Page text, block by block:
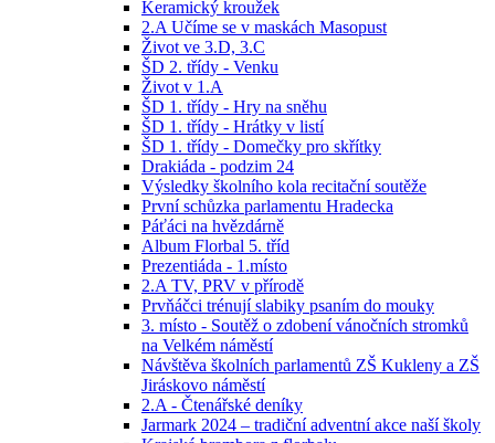
Keramický kroužek
2.A Učíme se v maskách Masopust
Život ve 3.D, 3.C
ŠD 2. třídy - Venku
Život v 1.A
ŠD 1. třídy - Hry na sněhu
ŠD 1. třídy - Hrátky v listí
ŠD 1. třídy - Domečky pro skřítky
Drakiáda - podzim 24
Výsledky školního kola recitační soutěže
První schůzka parlamentu Hradecka
Páťáci na hvězdárně
Album Florbal 5. tříd
Prezentiáda - 1.místo
2.A TV, PRV v přírodě
Prvňáčci trénují slabiky psaním do mouky
3. místo - Soutěž o zdobení vánočních stromků
na Velkém náměstí
Návštěva školních parlamentů ZŠ Kukleny a ZŠ
Jiráskovo náměstí
2.A - Čtenářské deníky
Jarmark 2024 – tradiční adventní akce naší školy